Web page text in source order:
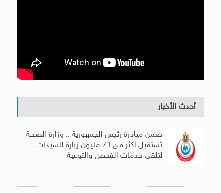
أحدث الأخبار
ضمن مبادرة رئيس الجمهورية .. وزارة الصحة
تستقبل أكثر من 71 مليون زيارة للسيدات
لتلقى خدمات الفحص والتوعية